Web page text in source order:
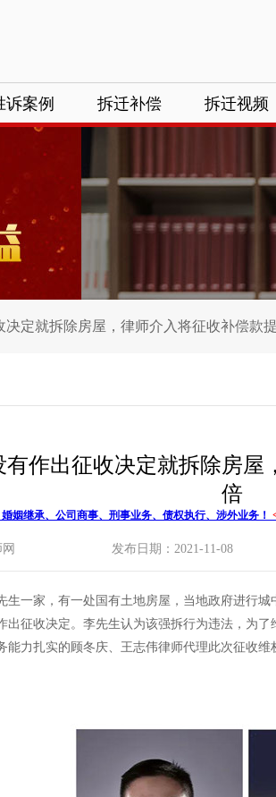
诉案例 拆迁补偿 拆迁视频
定就拆除房屋，律师介入将征收补偿款
有作出征收决定就拆除房
倍
姻继承、公司商事、刑事业务、债权执行、涉外业务！
发布日期：2021-11-08
一家，有一处国有土地房屋，当地政府进行城
出征收决定。李先生认为该强拆行为违法，为
能力扎实的顾冬庆、王志伟律师代理此次征收